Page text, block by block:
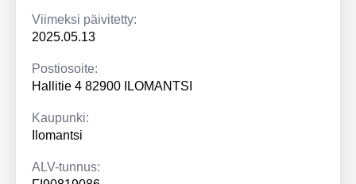
Viimeksi päivitetty:
2025.05.13
Postiosoite:
Hallitie 4 82900 ILOMANTSI
Kaupunki:
Ilomantsi
ALV-tunnus: